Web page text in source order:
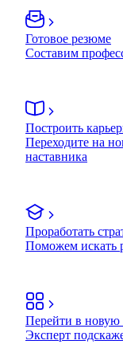
Готовое резюме
Составим
Построить
Переходите на
наставника
Проработать
Поможем искать
Перейти в
Эксперт